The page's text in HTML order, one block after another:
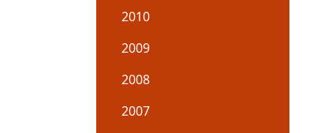
2010
2009
2008
2007